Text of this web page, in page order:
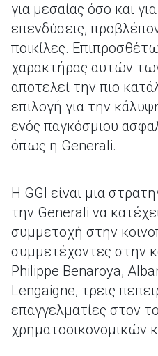
για μεσαίας όσο και
επενδύσεις,
ποικίλες.
χαρακτήρας αυτών
αποτελεί την πιο
επιλογή για την
ενός παγκόσμιου
όπως η Generali.
H GGI είναι μια
την Generali να
συμμετοχή στην
συμμετέχοντες στην
Philippe Benaroya,
Lengaigne, τρεις
επαγγελματίες στον
χρηματοοικονομικών